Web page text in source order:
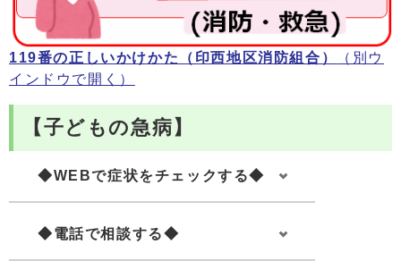
119番の正しいかけかた（印西地区消防組合）
（別ウ
インドウで開く）
【子どもの急病】
◆WEBで症状をチェックする◆
◆電話で相談する◆